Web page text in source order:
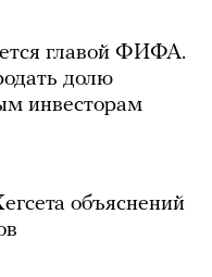
главой ФИФА.
долю
инвесторам
объяснений